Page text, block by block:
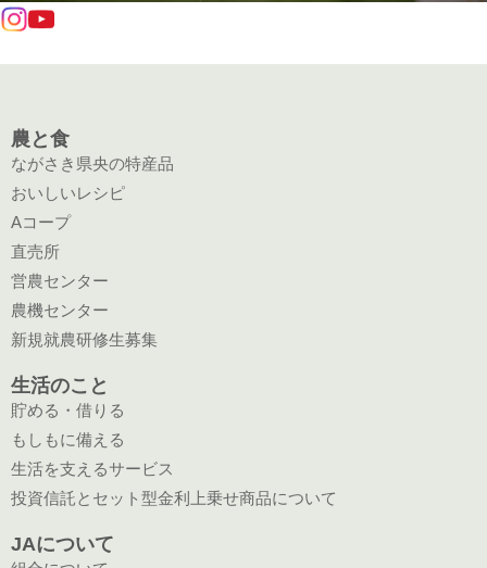
農と食
ながさき県央の特産品
おいしいレシピ
Aコープ
直売所
営農センター
農機センター
新規就農研修生募集
生活のこと
貯める・借りる
もしもに備える
生活を支えるサービス
投資信託とセット型金利上乗せ商品について
JAについて